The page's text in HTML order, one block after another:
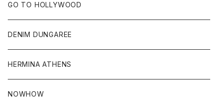
GO TO HOLLYWOOD
DENIM DUNGAREE
HERMINA ATHENS
NOWHOW